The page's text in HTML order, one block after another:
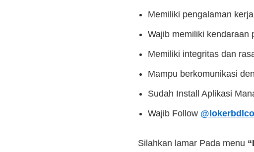
Memiliki pengalaman
Wajib memiliki kendaraan
Memiliki integritas dan
Mampu berkomunikasi
Sudah Install Aplikasi
Wajib Follow
Silahkan lamar Pada menu